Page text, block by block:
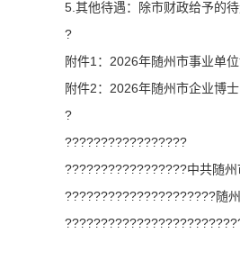
5.其他待遇：除市财政给予的
?
附件1：2026年随州市事业单
附件2：2026年随州市企业博
?
?????????????????
?????????????????中共随州
?????????????????????随